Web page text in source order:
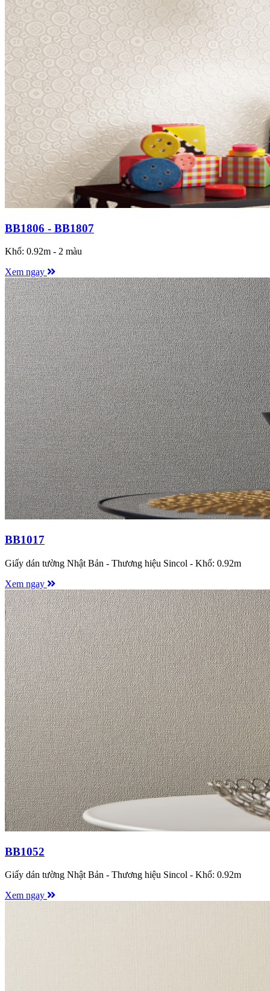
BB1806 - BB1807
Khổ: 0.92m - 2 màu
Xem ngay
BB1017
Giấy dán tường Nhật Bản - Thương hiệu Sincol - Khổ: 0.92m
Xem ngay
BB1052
Giấy dán tường Nhật Bản - Thương hiệu Sincol - Khổ: 0.92m
Xem ngay